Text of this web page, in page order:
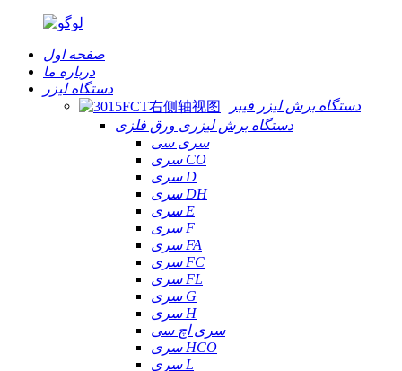
صفحه اول
درباره ما
دستگاه لیزر
دستگاه برش لیزر فیبر
دستگاه برش لیزری ورق فلزی
سری سی
سری CO
سری D
سری DH
سری E
سری F
سری FA
سری FC
سری FL
سری G
سری H
سری اچ سی
سری HCO
سری L